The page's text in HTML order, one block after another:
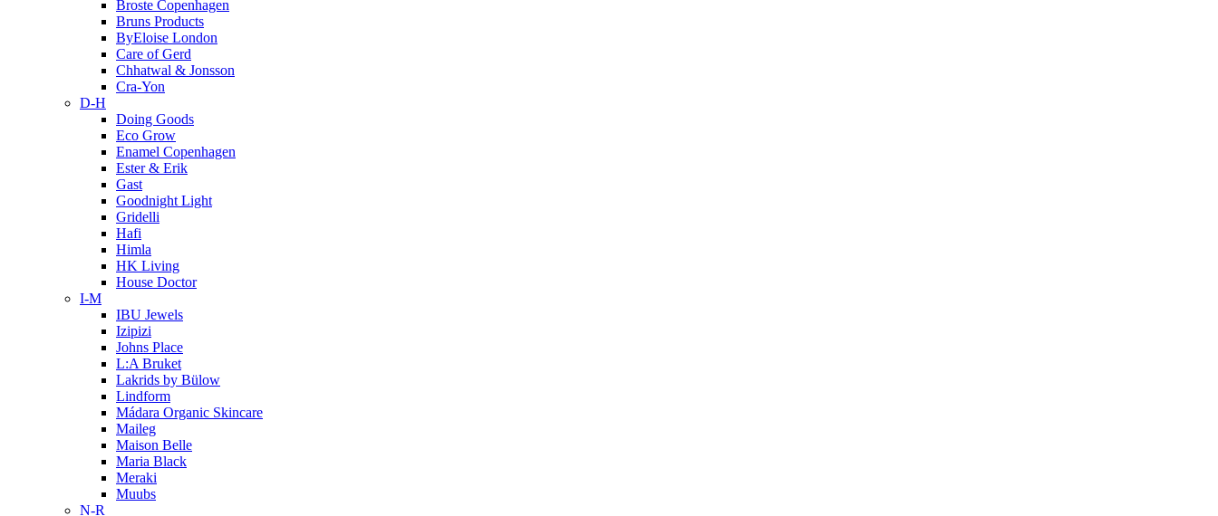
Broste Copenhagen
Bruns Products
ByEloise London
Care of Gerd
Chhatwal & Jonsson
Cra-Yon
D-H
Doing Goods
Eco Grow
Enamel Copenhagen
Ester & Erik
Gast
Goodnight Light
Gridelli
Hafi
Himla
HK Living
House Doctor
I-M
IBU Jewels
Izipizi
Johns Place
L:A Bruket
Lakrids by Bülow
Lindform
Mádara Organic Skincare
Maileg
Maison Belle
Maria Black
Meraki
Muubs
N-R